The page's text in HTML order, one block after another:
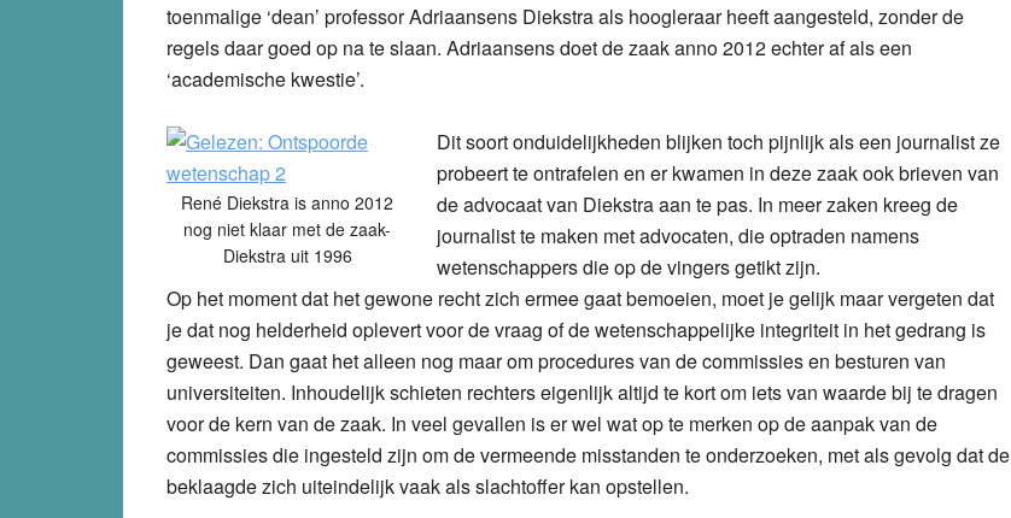
toenmalige ‘dean’ professor Adriaansens Diekstra als hoogleraar heeft aangesteld, zonder de
regels daar goed op na te slaan. Adriaansens doet de zaak anno 2012 echter af als een
‘academische kwestie’.
René Diekstra is anno 2012
nog niet klaar met de zaak-
Diekstra uit 1996
Dit soort onduidelijkheden blijken toch pijnlijk als een journalist ze
probeert te ontrafelen en er kwamen in deze zaak ook brieven van
de advocaat van Diekstra aan te pas. In meer zaken kreeg de
journalist te maken met advocaten, die optraden namens
wetenschappers die op de vingers getikt zijn.
Op het moment dat het gewone recht zich ermee gaat bemoeien, moet je gelijk maar vergeten dat
je dat nog helderheid oplevert voor de vraag of de wetenschappelijke integriteit in het gedrang is
geweest. Dan gaat het alleen nog maar om procedures van de commissies en besturen van
universiteiten. Inhoudelijk schieten rechters eigenlijk altijd te kort om iets van waarde bij te dragen
voor de kern van de zaak. In veel gevallen is er wel wat op te merken op de aanpak van de
commissies die ingesteld zijn om de vermeende misstanden te onderzoeken, met als gevolg dat de
beklaagde zich uiteindelijk vaak als slachtoffer kan opstellen.